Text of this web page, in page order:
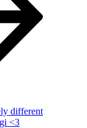
different
<3